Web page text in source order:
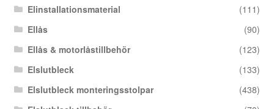
Elinstallationsmaterial
(111)
Ellås
(90)
Ellås & motorlåstillbehör
(123)
Elslutbleck
(133)
Elslutbleck monteringsstolpar
(438)